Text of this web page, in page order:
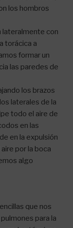
los hombros
lateralmente con
torácica a
formar un
las paredes de
los brazos
laterales de la
todo el aire de
en las
en la expulsión
por la boca
algo
que nos
para la